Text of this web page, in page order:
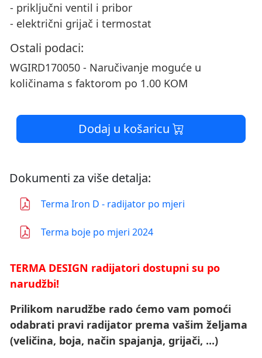
- priključni ventil i pribor
- električni grijač i termostat
Ostali podaci:
WGIRD170050 - Naručivanje moguće u
količinama s faktorom po 1.00 KOM
Dodaj u košaricu
Dokumenti za više detalja:
Terma Iron D - radijator po mjeri
Terma boje po mjeri 2024
TERMA DESIGN radijatori dostupni su po
narudžbi!
Prilikom narudžbe rado ćemo vam pomoći
odabrati pravi radijator prema vašim željama
(veličina, boja, način spajanja, grijači, ...)